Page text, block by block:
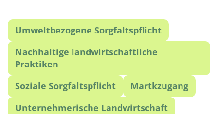
Umweltbezogene Sorgfaltspflicht
Nachhaltige landwirtschaftliche
Praktiken
Soziale Sorgfaltspflicht
Martkzugang
Unternehmerische Landwirtschaft